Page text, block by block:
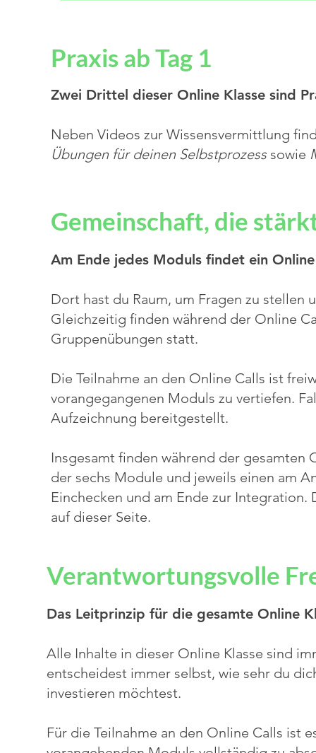
Praxis ab Tag 1
Zwei Drittel dieser Online Klasse sind
Neben Videos zur Wissensvermittlung
Übungen für deinen Selbstprozess sowie
Gemeinschaft, die
Am Ende jedes Moduls findet ein
Dort hast du Raum, um Fragen zu stellen
Gleichzeitig finden während der Online
Gruppenübungen statt.
Die Teilnahme an den Online Calls ist
vorangegangenen Moduls zu vertiefen.
Aufzeichnung bereitgestellt.
Insgesamt finden während der gesamten
der sechs Module und jeweils einen am
Einchecken und am Ende zur
auf dieser Seite.
Verantwortungsvolle
Das Leitprinzip für die gesamte Online
Alle Inhalte in dieser Online Klasse sind
entscheidest immer selbst, wie sehr du
investieren möchtest.
Für die Teilnahme an den Online Calls ist